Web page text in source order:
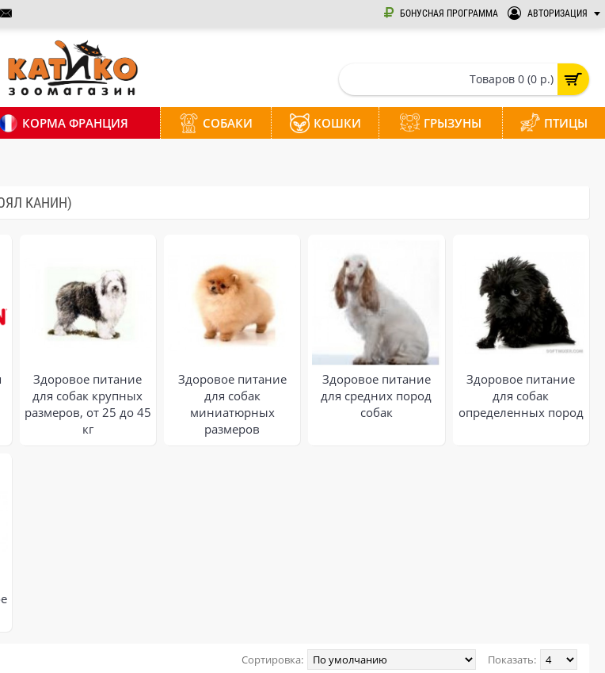
БОНУСНАЯ ПРОГРАММА АВТОРИЗАЦИЯ
Товаров 0 (0 р.)
КОРМА ФРАНЦИЯ СОБАКИ КОШКИ ГРЫЗУНЫ ПТИЦЫ
КАНИН)
Здоровое питание
для собак крупных
размеров, от 25 до 45
кг
Здоровое питание
для собак
миниатюрных
размеров
Здоровое питание
для средних пород
собак
Здоровое питание
для собак
определенных пород
Показать:
Сортировка: